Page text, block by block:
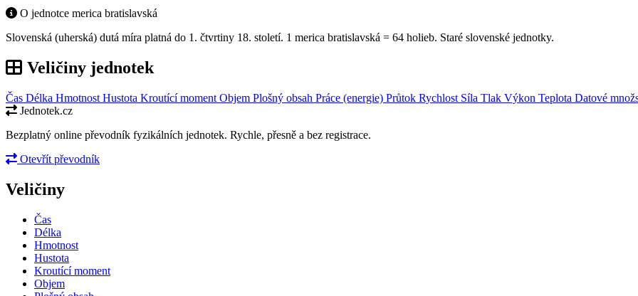
O jednotce merica bratislavská
Slovenská (uherská) dutá míra platná do 1. čtvrtiny 18. století. 1 merica bratislavská = 64 holieb. Staré slovenské jednotky.
Veličiny jednotek
Čas Délka Hmotnost Hustota Kroutící moment Objem Plošný obsah Práce (energie) Průtok Rychlost Síla Tlak Výkon Teplota Datové
Jednotek.cz
Bezplatný online převodník fyzikálních jednotek. Rychle, přesně a bez registrace.
Otevřít převodník
Veličiny
Čas
Délka
Hmotnost
Hustota
Kroutící moment
Objem